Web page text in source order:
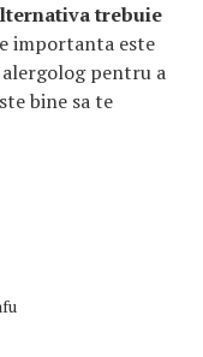
trebuie
importanta este
pentru a
bine sa te